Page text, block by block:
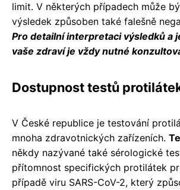
limit. V některých případech může
výsledek způsoben také falešně
Pro detailní interpretaci výsledků a
vaše zdraví je vždy nutné
Dostupnost testů
V České republice je testování
mnoha zdravotnických zařízeních.
někdy nazývané také sérologické
přítomnost specifických protilátek
případě viru SARS-CoV-2, který